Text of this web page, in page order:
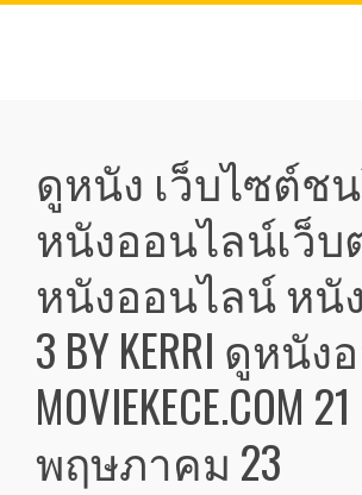
Skip
ดูหนัง เว็บไซต์ช
หนังออนไลน์เว็บ
หนังออนไลน์ หนัง
3 BY KERRI ดูหนั
MOVIEKECE.COM 21
พฤษภาคม 23